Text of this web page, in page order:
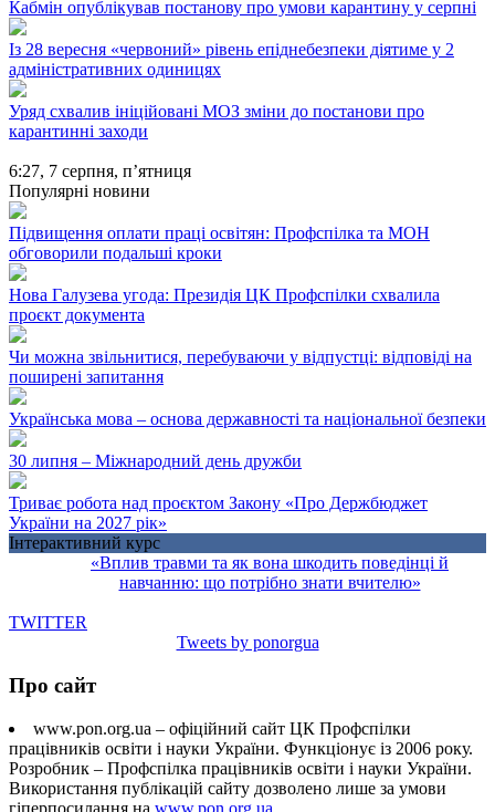
Кабмін опублікував постанову про умови карантину у серпні
Із 28 вересня «червоний» рівень епіднебезпеки діятиме у 2
адміністративних одиницях
Уряд схвалив ініційовані МОЗ зміни до постанови про
карантинні заходи
6:27, 7 серпня, п’ятниця
Популярні новини
Підвищення оплати праці освітян: Профспілка та МОН
обговорили подальші кроки
Нова Галузева угода: Президія ЦК Профспілки схвалила
проєкт документа
Чи можна звільнитися, перебуваючи у відпустці: відповіді на
поширені запитання
Українська мова – основа державності та національної безпеки
30 липня – Міжнародний день дружби
Триває робота над проєктом Закону «Про Держбюджет
України на 2027 рік»
Інтерактивний курс
«Вплив травми та як вона шкодить поведінці й
навчанню: що потрібно знати вчителю»
TWITTER
Tweets by ponorgua
Про сайт
www.pon.org.ua – офіційний сайт ЦК Профспілки
працівників освіти і науки України. Функціонує із 2006 року.
Розробник – Профспілка працівників освіти і науки України.
Використання публікацій сайту дозволено лише за умови
гіперпосилання на www.pon.org.ua